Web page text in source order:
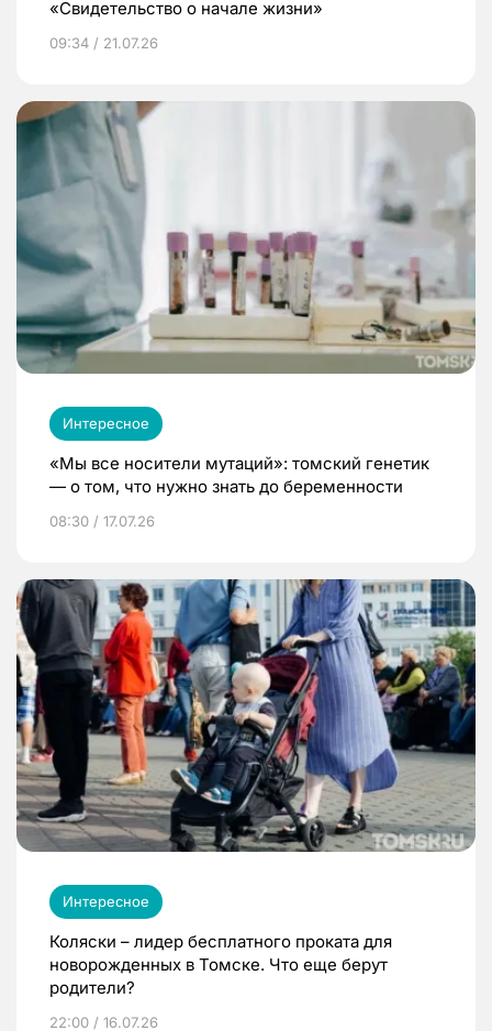
«Свидетельство о начале жизни»
09:34 / 21.07.26
Интересное
«Мы все носители мутаций»: томский генетик
— о том, что нужно знать до беременности
08:30 / 17.07.26
Интересное
Коляски – лидер бесплатного проката для
новорожденных в Томске. Что еще берут
родители?
22:00 / 16.07.26